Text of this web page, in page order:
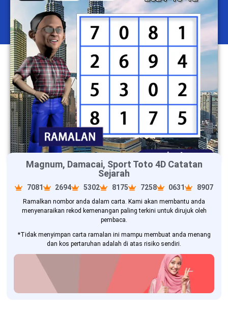
Magnum, Damacai, Sport Toto 4D Catatan
Sejarah
7081 2694 5302 8175 7258 0631 8907
Ramalkan nombor anda dalam carta. Kami akan membantu anda
menyenaraikan rekod kemenangan paling terkini untuk dirujuk oleh
pembaca.
*Tidak menyimpan carta ramalan ini mampu membuat anda menang
dan kos pertaruhan adalah di atas risiko sendiri.